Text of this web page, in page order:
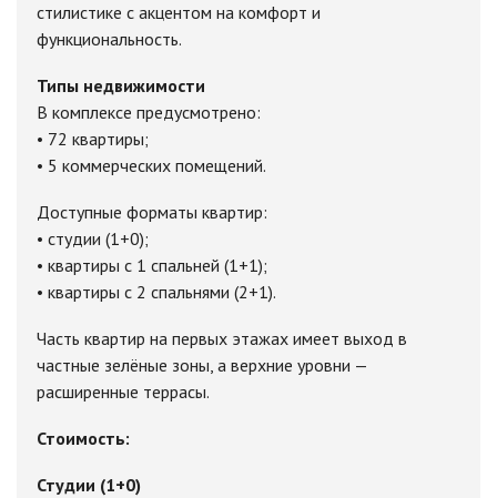
стилистике с акцентом на комфорт и
функциональность.
Типы недвижимости
В комплексе предусмотрено:
• 72 квартиры;
• 5 коммерческих помещений.
Доступные форматы квартир:
• студии (1+0);
• квартиры с 1 спальней (1+1);
• квартиры с 2 спальнями (2+1).
Часть квартир на первых этажах имеет выход в
частные зелёные зоны, а верхние уровни —
расширенные террасы.
Стоимость:
Студии (1+0)